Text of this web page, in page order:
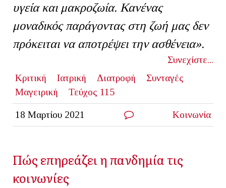
υγεία και μακροζωία. Κανένας
μοναδικός παράγοντας στη ζωή μας δεν
πρόκειται να αποτρέψει την ασθένεια».
Συνεχίστε...
Κριτική
Ιατρική Διατροφή
Συνταγές
Μαγειρική
Τεύχος 115
18 Μαρτίου 2021 Κοινωνία
Πώς επηρεάζει η πανδημία τις
κοινωνίες